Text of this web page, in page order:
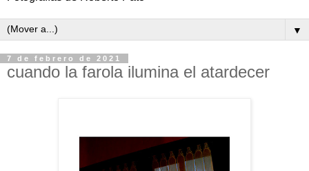
▼
7 de febrero de 2021
cuando la farola ilumina el atardecer